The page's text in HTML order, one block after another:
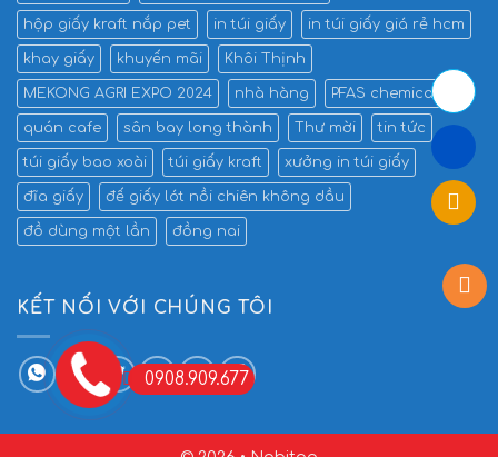
hộp giấy kraft nắp pet in túi giấy in túi giấy giá rẻ hcm
khay giấy khuyến mãi Khôi Thịnh
MEKONG AGRI EXPO 2024 nhà hàng PFAS chemicals
quán cafe sân bay long thành Thư mời tin tức
túi giấy bao xoài túi giấy kraft xưởng in túi giấy
đĩa giấy đế giấy lót nồi chiên không dầu
đồ dùng một lần đồng nai
KẾT NỐI VỚI CHÚNG TÔI
0908.909.677